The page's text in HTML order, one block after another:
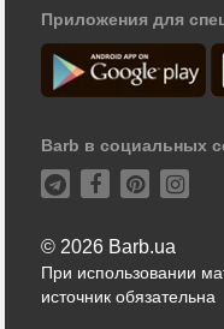
Приложения для
Barb в социальных
© 2026 Barb.ua
При использовании
источник обязательна